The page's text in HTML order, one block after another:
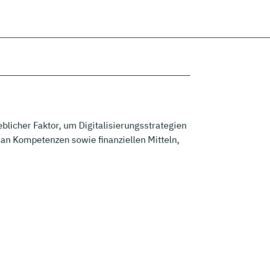
Faktor, um Digitalisierungsstrategien
Kompetenzen sowie finanziellen Mitteln,